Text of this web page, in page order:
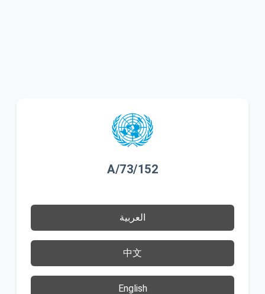
A/73/152
العربية
中文
English